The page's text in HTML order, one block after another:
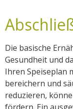
Die basische
Gesundheit und
Ihren Speiseplan
bereichern und
reduzieren,
fördern. Ein